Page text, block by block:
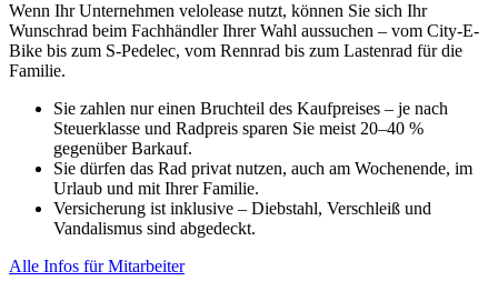
Wenn Ihr Unternehmen velolease nutzt, können Sie sich Ihr
Wunschrad beim Fachhändler Ihrer Wahl aussuchen – vom City-E-
Bike bis zum S-Pedelec, vom Rennrad bis zum Lastenrad für die
Familie.
Sie zahlen nur einen Bruchteil des Kaufpreises – je nach
Steuerklasse und Radpreis sparen Sie meist 20–40 %
gegenüber Barkauf.
Sie dürfen das Rad privat nutzen, auch am Wochenende, im
Urlaub und mit Ihrer Familie.
Versicherung ist inklusive – Diebstahl, Verschleiß und
Vandalismus sind abgedeckt.
Alle Infos für Mitarbeiter